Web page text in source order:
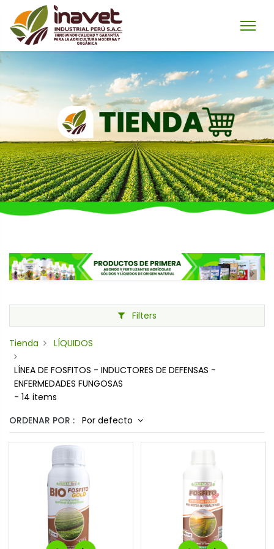
Filters
Tienda LÍQUIDOS
LÍNEA DE FOSFITOS - INDUCTORES DE DEFENSAS -
ENFERMEDADES FUNGOSAS
- 14 items
ORDENAR POR : Por defecto